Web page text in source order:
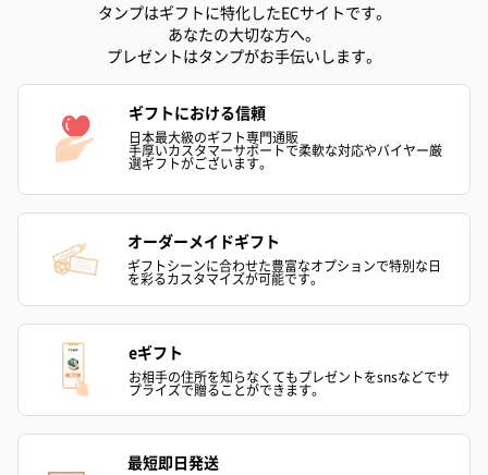
タンプはギフトに特化したECサイトです。
あなたの大切な方へ。
プレゼントはタンプがお手伝いします。
ギフトにおける信頼
日本最大級のギフト専門通販
手厚いカスタマーサポートで柔軟な対応やバイヤー厳
選ギフトがございます。
オーダーメイドギフト
ギフトシーンに合わせた豊富なオプションで特別な日
を彩るカスタマイズが可能です。
eギフト
お相手の住所を知らなくてもプレゼントをsnsなどでサ
プライズで贈ることができます。
最短即日発送